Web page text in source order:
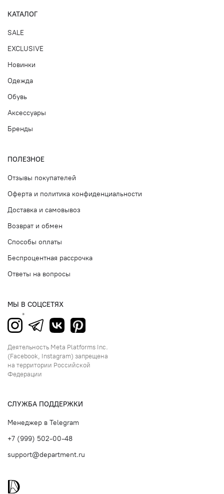
КАТАЛОГ
SALE
EXCLUSIVE
Новинки
Одежда
Обувь
Аксессуары
Бренды
ПОЛЕЗНОЕ
Отзывы покупателей
Оферта и политика конфиденциальности
Доставка и самовывоз
Возврат и обмен
Способы оплаты
Беспроцентная рассрочка
Ответы на вопросы
МЫ В СОЦСЕТЯХ
Деятельность Meta Platforms Inc.
(Facebook, Instagram) запрещена
на территории Российской
Федерации
СЛУЖБА ПОДДЕРЖКИ
Менеджер в Telegram
+7 (999) 502-00-48
support@department.ru